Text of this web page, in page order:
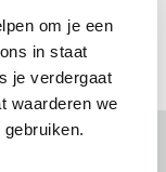
om je een
in staat
je verdergaat
waarderen we